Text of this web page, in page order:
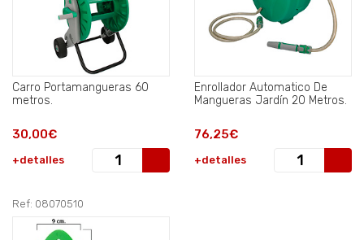
Carro Portamangueras 60
metros.
30,00€
+detalles
Enrollador Automatico De
Mangueras Jardín 20 Metros.
76,25€
+detalles
Ref: 08070510